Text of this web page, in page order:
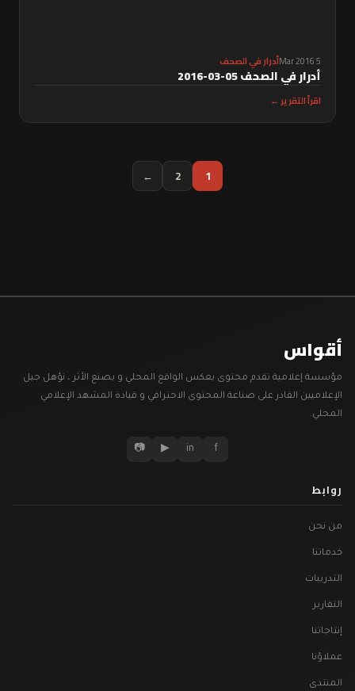
5 Mar 2016 أدرار في الصحف
أدرار في الصحف 05-03-2016
اقرأ التقرير ←
1
2
←
أقواس
مؤسسة إعلامية تقدم محتوى يعكس الواقع المحلي و يصنع الأثر ، نؤهل جيل
الإعلاميين القادر على صناعة المحتوى الاحترافي و قيادة المشهد الإعلامي
المحلي.
f
in
▶
📷
روابط
من نحن
خدماتنا
التدريبات
التقارير
إنتاجاتنا
عملاؤنا
المنتدى